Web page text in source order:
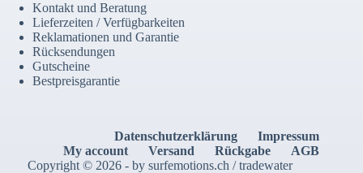
Kontakt und Beratung
Lieferzeiten / Verfügbarkeiten
Reklamationen und Garantie
Rücksendungen
Gutscheine
Bestpreisgarantie
Datenschutzerklärung
Impressum
My account
Versand Rückgabe
AGB
Copyright © 2026 - by surfemotions.ch / tradewater